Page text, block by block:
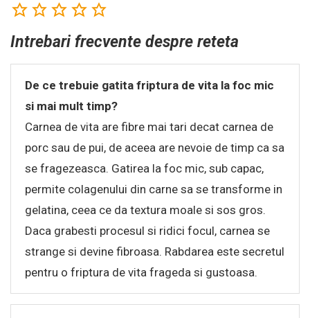
Intrebari frecvente despre reteta
De ce trebuie gatita friptura de vita la foc mic
si mai mult timp?
Carnea de vita are fibre mai tari decat carnea de
porc sau de pui, de aceea are nevoie de timp ca sa
se fragezeasca. Gatirea la foc mic, sub capac,
permite colagenului din carne sa se transforme in
gelatina, ceea ce da textura moale si sos gros.
Daca grabesti procesul si ridici focul, carnea se
strange si devine fibroasa. Rabdarea este secretul
pentru o friptura de vita frageda si gustoasa.